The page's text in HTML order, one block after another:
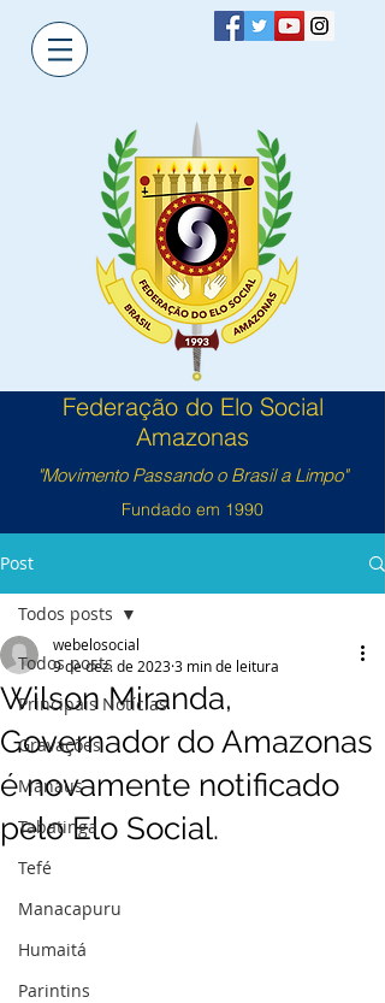
Federação do Elo Social
Amazonas
"Movimento Passando o Brasil a Limpo"
Fundado em 1990
Post
Todos posts
Principais Notícias
Gravações
Manaus
Tabatinga
Tefé
Manacapuru
Humaitá
Parintins
Todos posts
Wilson Miranda,
Governador do Amazonas
é novamente notificado
pelo Elo Social.
webelosocial
9 de dez. de 20233 min de leitura